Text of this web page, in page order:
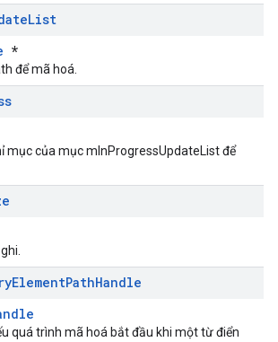
List
*
để mã hoá.
mục của mục mInProgressUpdateList để
ElementPathHandle
quá trình mã hoá bắt đầu khi một từ điển